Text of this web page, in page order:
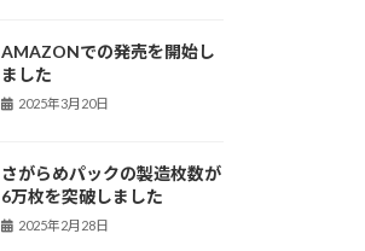
AMAZONでの発売を開始し
ました
2025年3月20日
さがらめパックの製造枚数が
6万枚を突破しました
2025年2月28日